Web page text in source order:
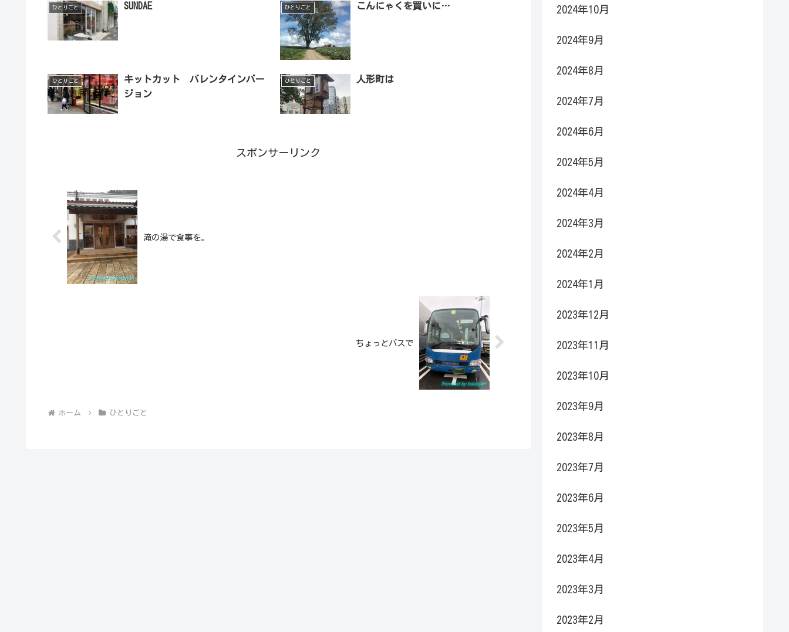
ひとりごと SUNDAE ひとりごと こんにゃくを買いに…
ひとりごと
キットカット バレンタインバー
ジョン
ひとりごと 人形町は
スポンサーリンク
滝の湯で食事を。
ちょっとバスで
ホーム ひとりごと
2024年10月
2024年9月
2024年8月
2024年7月
2024年6月
2024年5月
2024年4月
2024年3月
2024年2月
2024年1月
2023年12月
2023年11月
2023年10月
2023年9月
2023年8月
2023年7月
2023年6月
2023年5月
2023年4月
2023年3月
2023年2月